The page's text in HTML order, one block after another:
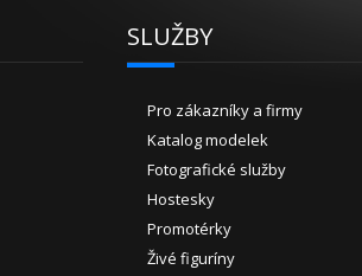
SLUŽBY
Pro zákazníky a firmy
Katalog modelek
Fotografické služby
Hostesky
Promotérky
Živé figuríny